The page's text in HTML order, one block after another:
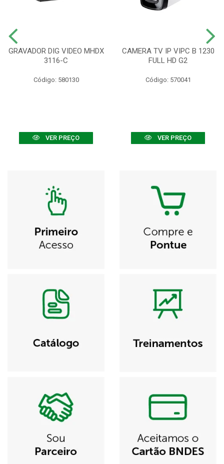
GRAVADOR DIG VIDEO MHDX
3116-C
Código: 580130
VER PREÇO
CAMERA TV IP VIPC B 1230
FULL HD G2
Código: 570041
VER PREÇO